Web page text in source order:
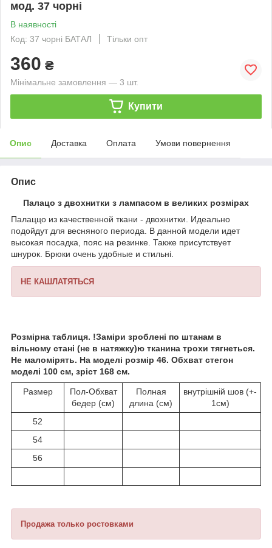
мод. 37 чорні
В наявності
Код: 37 чорні БАТАЛ
Тільки опт
360 ₴
Мінімальне замовлення — 3 шт.
Купити
Опис Доставка Оплата Умови повернення
Опис
Палацо з двохнитки з лампасом в великих розмірах
Палаццо из качественной ткани - двохнитки. Идеально
подойдут для весняного периода. В данной модели идет
высокая посадка, пояс на резинке. Также присутствует
шнурок. Брюки очень удобные и стильні.
НЕ КАШЛАТЯТЬСЯ
Розмірна таблиця. !Заміри зроблені по штанам в
вільному стані (не в натяжку)ю тканина трохи тягнеться.
Не маломірять. На моделі розмір 46. Обхват стегон
моделі 100 см, зріст 168 см.
Размер
Пол-Обхват
бедер (см)
Полная
длина (см)
внутрішній шов (+-
1см)
52
54
56
Продажа только ростовками